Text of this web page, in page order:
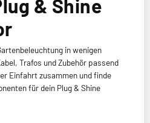
& Shine
in wenigen
Trafos und Zubehör passend
Einfahrt zusammen und finde
für dein Plug & Shine